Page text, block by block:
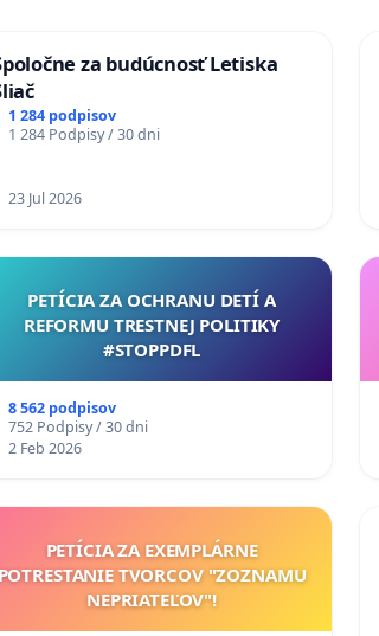
za budúcnosť Letiska
1 284 podpisov
1 284 Podpisy / 30 dni
23 Jul 2026
PETÍCIA ZA OCHRANU DETÍ A
REFORMU TRESTNEJ POLITIKY
#STOPPDFL
8 562 podpisov
752 Podpisy / 30 dni
2 Feb 2026
PETÍCIA ZA EXEMPLÁRNE
POTRESTANIE TVORCOV "ZOZNAMU
NEPRIATEĽOV"!